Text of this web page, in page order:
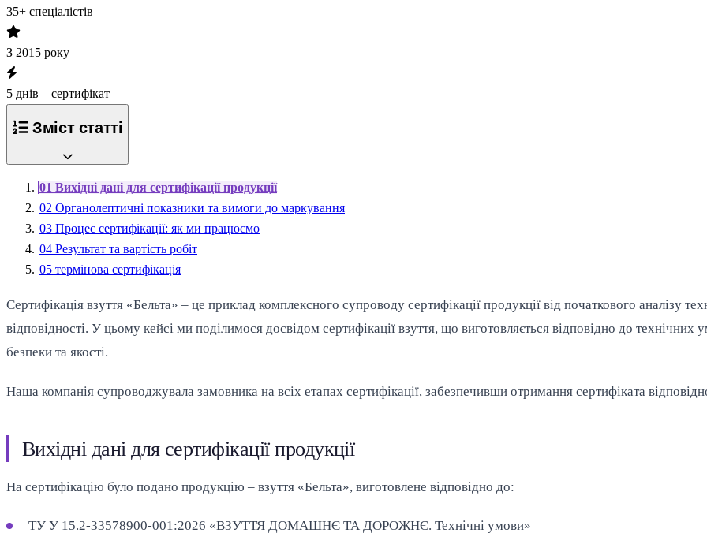
35+ спеціалістів
З 2015 року
5 днів – сертифікат
Зміст статті
01 Вихідні дані для сертифікації продукції
02 Органолептичні показники та вимоги до маркування
03 Процес сертифікації: як ми працюємо
04 Результат та вартість робіт
05 термінова сертифікація
Сертифікація взуття «Бельта» – це приклад комплексного супроводу сертифікації продукції від початкового аналізу
відповідності. У цьому кейсі ми поділимося досвідом сертифікації взуття, що виготовляється відповідно до
безпеки та якості.
Наша компанія супроводжувала замовника на всіх етапах сертифікації, забезпечивши отримання сертифіката
Вихідні дані для сертифікації продукції
На сертифікацію було подано продукцію – взуття «Бельта», виготовлене відповідно до:
ТУ У 15.2-33578900-001:2026 «ВЗУТТЯ ДОМАШНЄ ТА ДОРОЖНЄ. Технічні умови»